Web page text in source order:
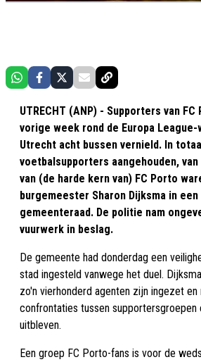
UTRECHT (ANP) - Supporters van
vorige week rond de Europa
Utrecht acht bussen vernield. In
voetbalsupporters aangehouden,
van (de harde kern van) FC Porto
burgemeester Sharon Dijksma in
gemeenteraad. De politie nam
vuurwerk in beslag.
De gemeente had donderdag een
stad ingesteld vanwege het duel.
zo'n vierhonderd agenten zijn ingezet
confrontaties tussen supportersgroepen
uitbleven.
Een groep FC Porto-fans is voor de